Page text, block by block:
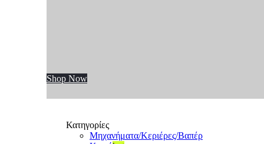
Shop Now
Κατηγορίες
Μηχανήματα/Κεριέρες/Βαπέρ